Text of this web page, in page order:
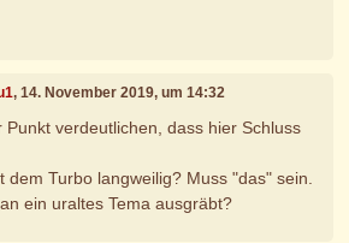
, 14. November 2019, um 14:32
Punkt verdeutlichen, dass hier Schluss
dem Turbo langweilig? Muss "das" sein.
ein uraltes Tema ausgräbt?